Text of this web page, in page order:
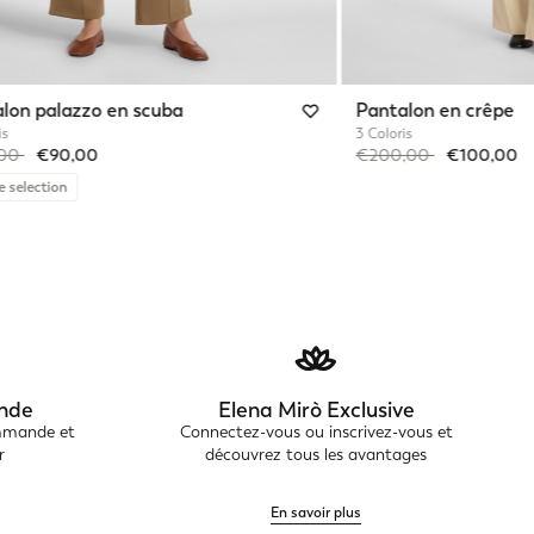
palazzo en scuba
from
to€90,00
selection
Pantalon en crêpe
3 Coloris
Price reduced from
€200,00to€100,00
et
Elena Mirò Exclusive
Connectez-vous ou inscrivez-vous et
découvrez tous les avantages
En savoir plus